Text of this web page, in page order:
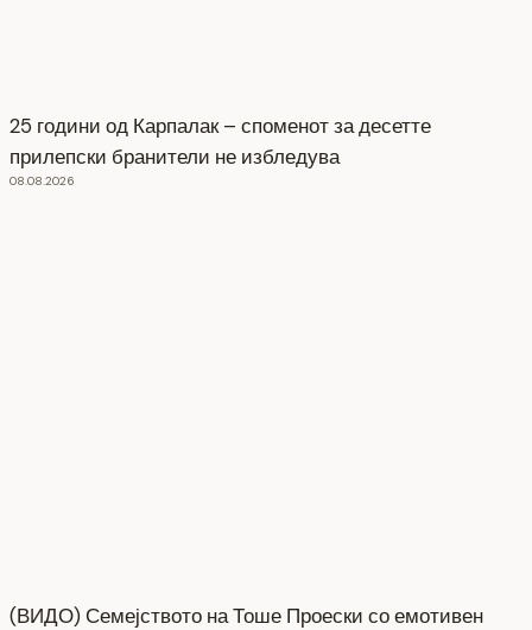
25 години од Карпалак – споменот за десетте
прилепски бранители не избледува
08.08.2026
(ВИДО) Семејството на Тоше Проески со емотивен